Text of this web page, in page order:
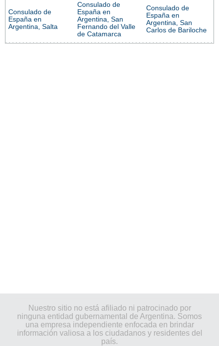
Consulado de
España en
Argentina, Salta
Consulado de
España en
Argentina, San
Fernando del Valle
de Catamarca
Consulado de
España en
Argentina, San
Carlos de Bariloche
Nuestro sitio no está afiliado ni patrocinado por
ninguna entidad gubernamental de Argentina. Somos
una empresa independiente enfocada en brindar
información valiosa a los ciudadanos y residentes del
país.